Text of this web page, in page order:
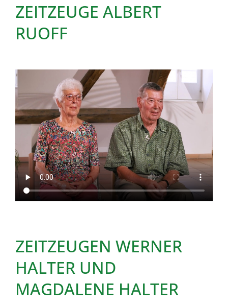
ZEITZEUGE ALBERT
RUOFF
ZEITZEUGEN WERNER
HALTER UND
MAGDALENE HALTER